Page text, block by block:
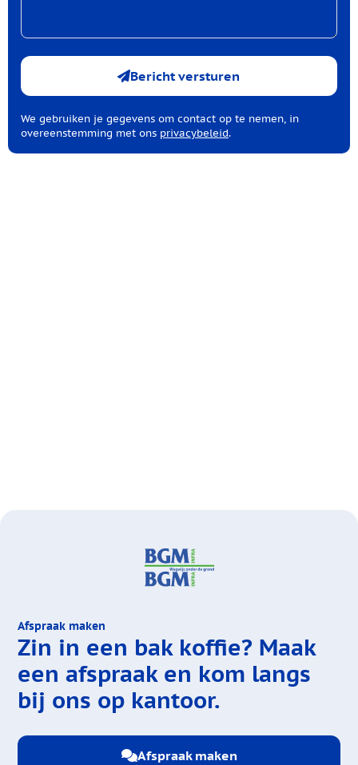
Bericht versturen
We gebruiken je gegevens om contact op te nemen, in
overeenstemming met ons privacybeleid.
Afspraak maken
Zin in een bak koffie? Maak
een afspraak en kom langs
bij ons op kantoor.
Afspraak maken